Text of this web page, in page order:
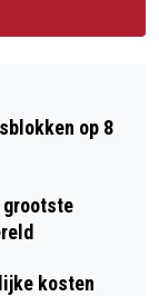
op 8
kosten